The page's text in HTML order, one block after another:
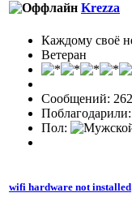
Krezza
Каждому своё
Ветеран
Сообщений:
Поблагодарили:
Пол:
wifi hardware not installed